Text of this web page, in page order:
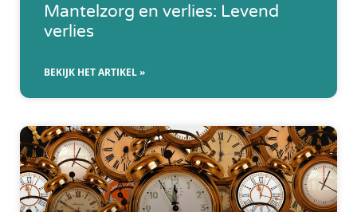
Mantelzorg en verlies: Levend
verlies
BEKIJK HET ARTIKEL »